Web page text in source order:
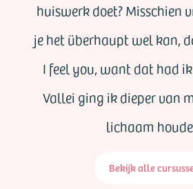
huiswerk doet? Misschien
je het überhaupt wel kan,
I feel you, want dat had
Vallei ging ik dieper van
lichaam
Bekijk alle